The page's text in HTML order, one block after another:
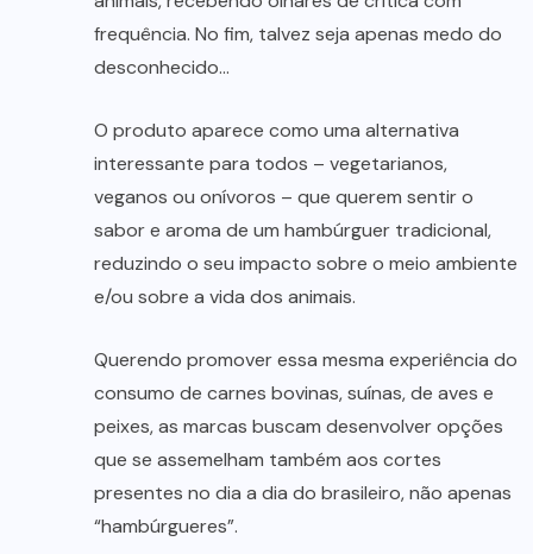
frequência. No fim, talvez seja apenas medo do
desconhecido…
O produto aparece como uma alternativa
interessante para todos – vegetarianos,
veganos ou onívoros – que querem sentir o
sabor e aroma de um hambúrguer tradicional,
reduzindo o seu impacto sobre o meio ambiente
e/ou sobre a vida dos animais.
Querendo promover essa mesma experiência do
consumo de carnes bovinas, suínas, de aves e
peixes, as marcas buscam desenvolver opções
que se assemelham também aos cortes
presentes no dia a dia do brasileiro, não apenas
“hambúrgueres”.